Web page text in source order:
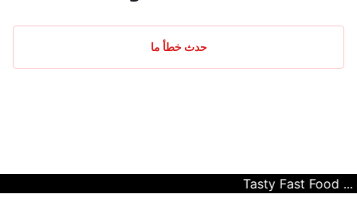
حدث خطأ ما
Tasty Fast Food ...